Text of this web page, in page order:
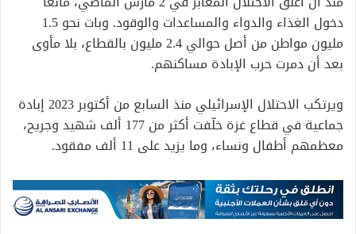
دخول الغذاء والدواء والمساعدات والوقود. وبات نحو 1.5
مليون مواطن من أصل حوالي 2.4 مليون بالقطاع، بلا مأوى
بعد أن دمرت حرب الإبادة مساكنهم.
ويرتكب الاحتلال الإسرائيلي منذ السابع من أكتوبر 2023 إبادة
جماعية في قطاع غزة خلّفت أكثر من 177 ألف شهيد وجريح،
معظمهم أطفال ونساء، وما يزيد على 11 ألف مفقود.